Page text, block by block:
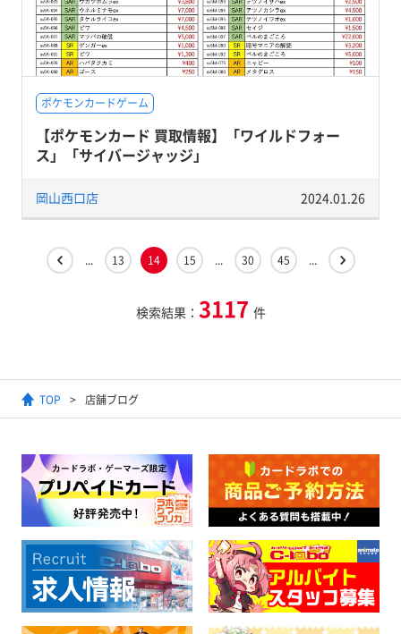
ポケモンカードゲーム
【ポケモンカード 買取情報】「ワイルドフォー
ス」「サイバージャッジ」
岡山西口店 2024.01.26
... 13 14 15 ... 30 45 ...
検索結果： 3117 件
TOP 店舗ブログ